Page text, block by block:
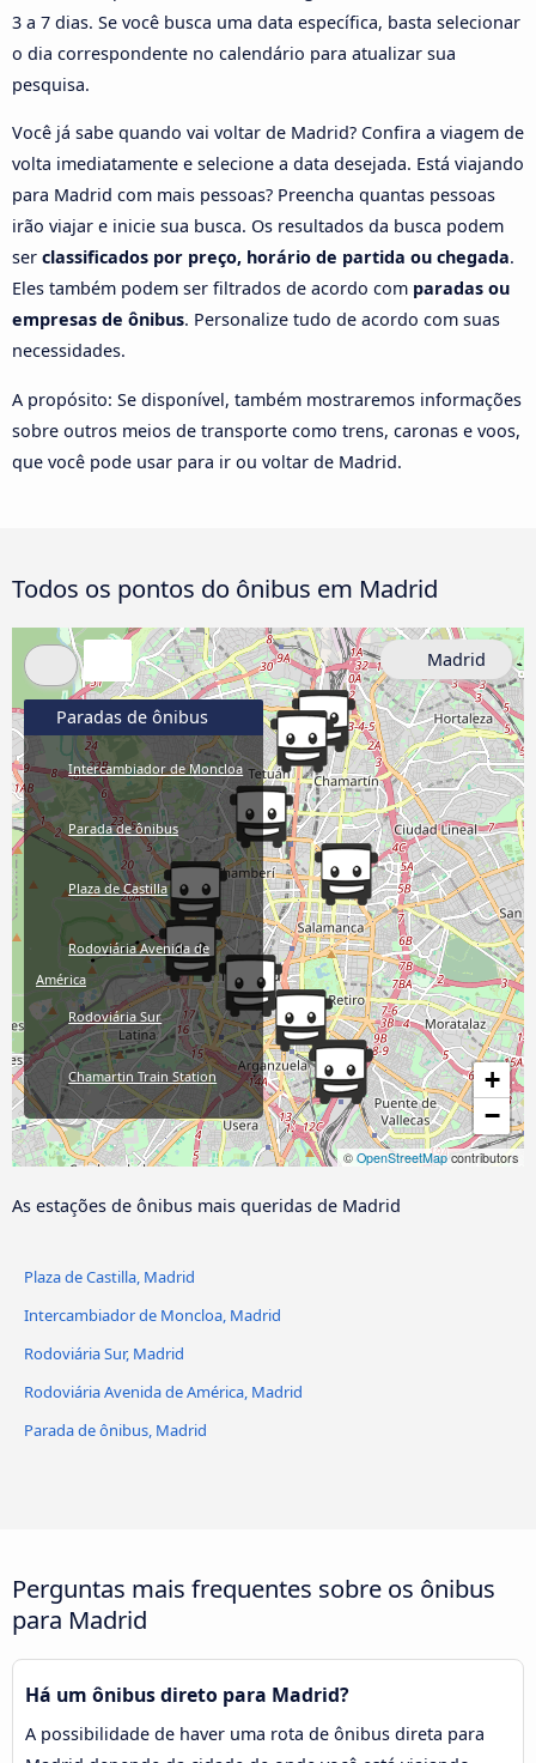
3 a 7 dias. Se você busca uma data específica, basta selecionar
o dia correspondente no calendário para atualizar sua
pesquisa.
Você já sabe quando vai voltar de Madrid? Confira a viagem de
volta imediatamente e selecione a data desejada. Está viajando
para Madrid com mais pessoas? Preencha quantas pessoas
irão viajar e inicie sua busca. Os resultados da busca podem
ser classificados por preço, horário de partida ou chegada.
Eles também podem ser filtrados de acordo com paradas ou
empresas de ônibus. Personalize tudo de acordo com suas
necessidades.
A propósito: Se disponível, também mostraremos informações
sobre outros meios de transporte como trens, caronas e voos,
que você pode usar para ir ou voltar de Madrid.
Todos os pontos do ônibus em Madrid
+
−
© OpenStreetMap contributors
Paradas de ônibus
Intercambiador de Moncloa
Parada de ônibus
Plaza de Castilla
Rodoviária Avenida de
América
Rodoviária Sur
Chamartin Train Station
Estação de Trem Atocha
Príncipe Pío
Trem
Rodoviária Benavente
Madrid
As estações de ônibus mais queridas de Madrid
Plaza de Castilla, Madrid
Intercambiador de Moncloa, Madrid
Rodoviária Sur, Madrid
Rodoviária Avenida de América, Madrid
Parada de ônibus, Madrid
Perguntas mais frequentes sobre os ônibus
para Madrid
Há um ônibus direto para Madrid?
A possibilidade de haver uma rota de ônibus direta para